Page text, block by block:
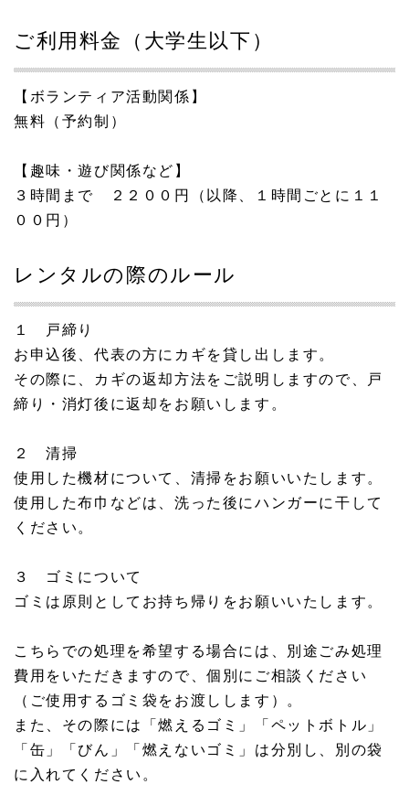
ご利用料金（大学生以下）
【ボランティア活動関係】
無料（予約制）
【趣味・遊び関係など】
３時間まで ２２００円（以降、１時間ごとに１１
００円）
レンタルの際のルール
１ 戸締り
お申込後、代表の方にカギを貸し出します。
その際に、カギの返却方法をご説明しますので、戸
締り・消灯後に返却をお願いします。
２ 清掃
使用した機材について、清掃をお願いいたします。
使用した布巾などは、洗った後にハンガーに干して
ください。
３ ゴミについて
ゴミは原則としてお持ち帰りをお願いいたします。
こちらでの処理を希望する場合には、別途ごみ処理
費用をいただきますので、個別にご相談ください
（ご使用するゴミ袋をお渡しします）。
また、その際には「燃えるゴミ」「ペットボトル」
「缶」「びん」「燃えないゴミ」は分別し、別の袋
に入れてください。